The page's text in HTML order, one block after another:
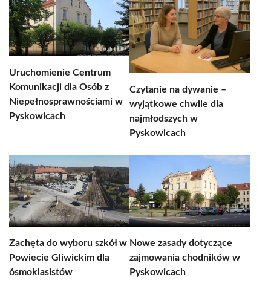
Uruchomienie Centrum
Komunikacji dla Osób z
Niepełnosprawnościami w
Pyskowicach
Czytanie na dywanie –
wyjątkowe chwile dla
najmłodszych w
Pyskowicach
Zachęta do wyboru szkół w
Powiecie Gliwickim dla
ósmoklasistów
Nowe zasady dotyczące
zajmowania chodników w
Pyskowicach